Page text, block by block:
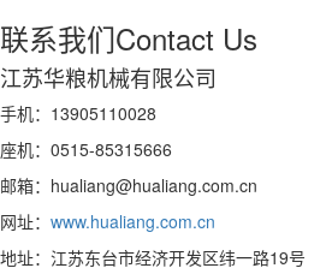
联系我们Contact Us
江苏华粮机械有限公司
手机：13905110028
座机：0515-85315666
邮箱：hualiang@hualiang.com.cn
网址： www.hualiang.com.cn
地址：江苏东台市经济开发区纬一路19号